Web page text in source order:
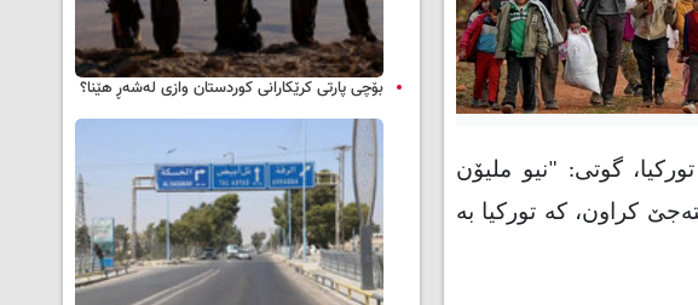
گوتی: "نیو ملیۆن
كراون، كه‌ توركیا به‌
بۆچی پارتی کرێکارانی کوردستان وازی لەشەڕ هێنا؟